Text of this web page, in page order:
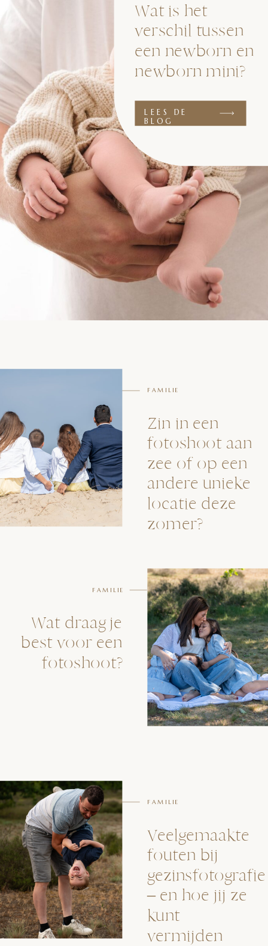
LEES DE
BLOG
Wat is het
verschil tussen
een newborn en
newborn mini?
Zin in een
fotoshoot aan
zee of op een
andere unieke
locatie deze
zomer?
FAMILIE
Wat draag je
best voor een
fotoshoot?
FAMILIE
Veelgemaakte
fouten bij
gezinsfotografie
– en hoe jij ze
kunt
vermijden
FAMILIE